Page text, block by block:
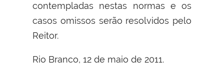
contempladas nestas normas e os
casos omissos serão resolvidos pelo
Reitor.
Rio Branco, 12 de maio de 2011.